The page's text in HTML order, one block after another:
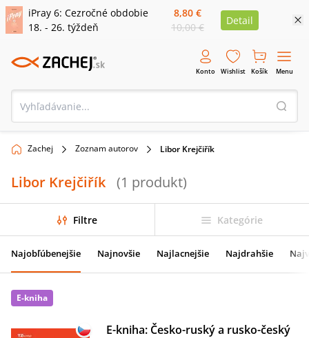
iPray 6: Cezročné obdobie
18. - 26. týždeň
8,80 €
10,00 €
Detail
Konto Wishlist Košík Menu
Zachej Zoznam autorov Libor Krejčiřík
Libor Krejčiřík (1 produkt)
Filtre Kategórie
Najobľúbenejšie Najnovšie Najlacnejšie Najdrahšie
E-kniha
E-kniha: Česko-ruský a rusko-český